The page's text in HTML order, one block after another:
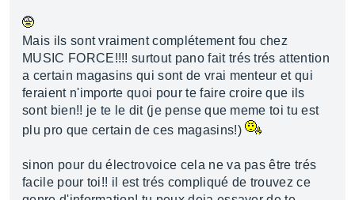
Mais ils sont vraiment complétement fou chez
MUSIC FORCE!!!! surtout pano fait trés trés attention
a certain magasins qui sont de vrai menteur et qui
feraient n'importe quoi pour te faire croire que ils
sont bien!! je te le dit (je pense que meme toi tu est
plu pro que certain de ces magasins!)
sinon pour du électrovoice cela ne va pas être trés
facile pour toi!! il est trés compliqué de trouvez ce